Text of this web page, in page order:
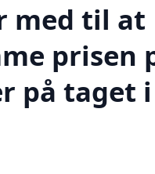
med til at
prisen
på taget i